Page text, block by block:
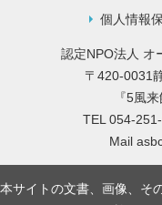
個人情報
認定NPO法人 オ
〒420-0031
『5風
TEL 054-
Mail
本サイトの文書、画像、そ